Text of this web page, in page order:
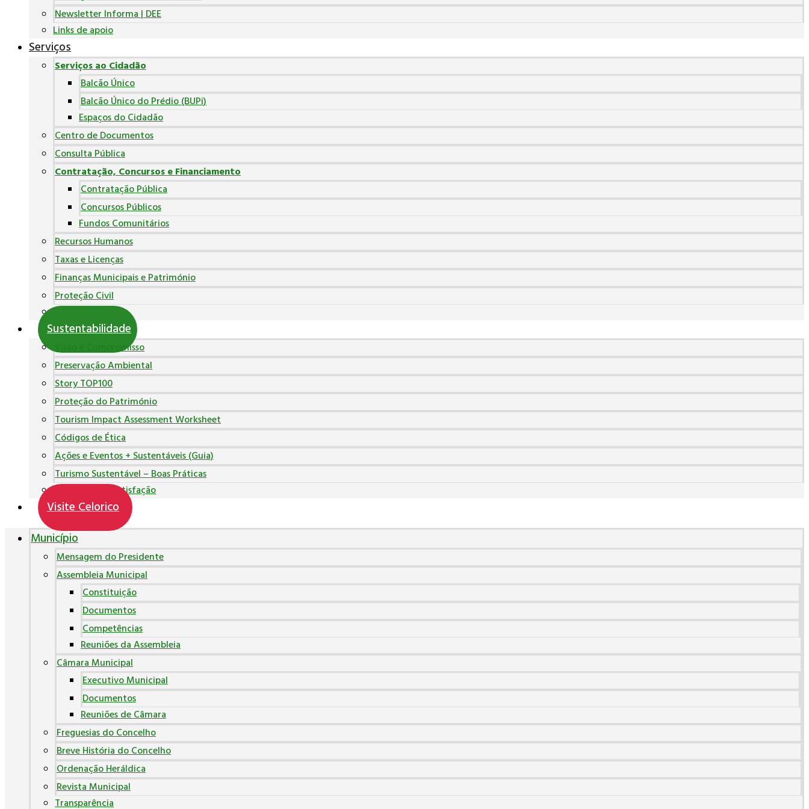
Newsletter Informa | DEE
Links de apoio
Serviços
Serviços ao Cidadão
Balcão Único
Balcão Único do Prédio (BUPi)
Espaços do Cidadão
Centro de Documentos
Consulta Pública
Contratação, Concursos e Financiamento
Contratação Pública
Concursos Públicos
Fundos Comunitários
Recursos Humanos
Taxas e Licenças
Finanças Municipais e Património
Proteção Civil
Polícia Municipal
Sustentabilidade
Visão e Compromisso
Preservação Ambiental
Story TOP100
Proteção do Património
Tourism Impact Assessment Worksheet
Códigos de Ética
Ações e Eventos + Sustentáveis (Guia)
Turismo Sustentável – Boas Práticas
Inquéritos de Satisfação
Visite Celorico
Município
Mensagem do Presidente
Assembleia Municipal
Constituição
Documentos
Competências
Reuniões da Assembleia
Câmara Municipal
Executivo Municipal
Documentos
Reuniões de Câmara
Freguesias do Concelho
Breve História do Concelho
Ordenação Heráldica
Revista Municipal
Transparência